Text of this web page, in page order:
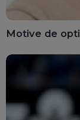
Motive de